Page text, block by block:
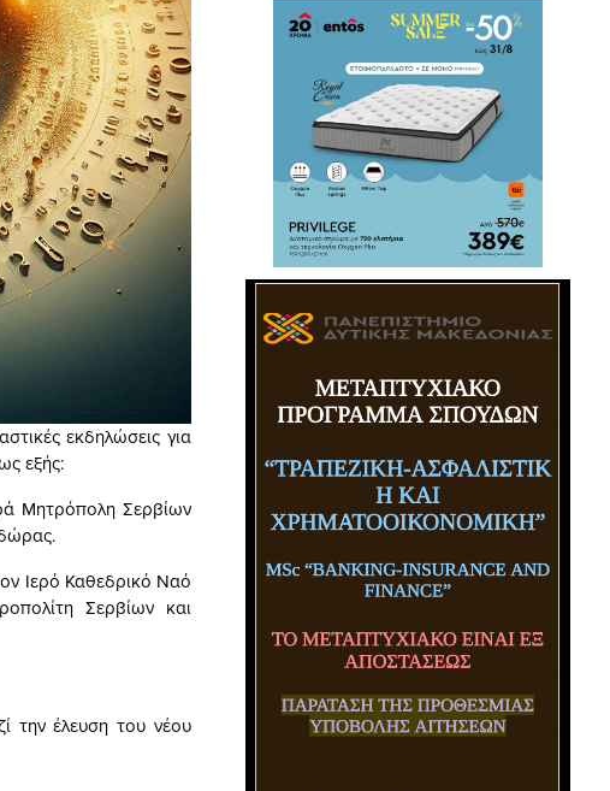
εκδηλώσεις για
εξής:
Μητρόπολη Σερβίων
Ιερό Καθεδρικό Ναό
Σερβίων και
την έλευση του νέου